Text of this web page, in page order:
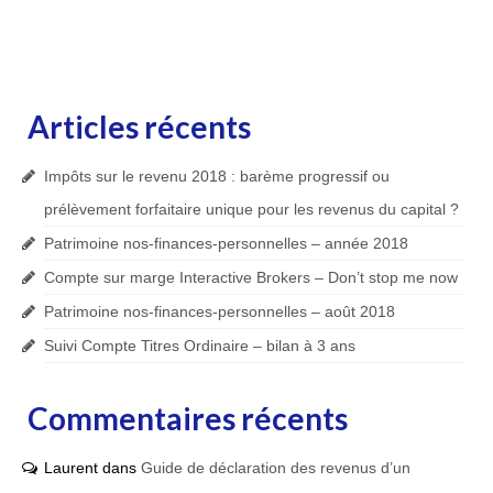
Articles récents
Impôts sur le revenu 2018 : barème progressif ou
prélèvement forfaitaire unique pour les revenus du capital ?
Patrimoine nos-finances-personnelles – année 2018
Compte sur marge Interactive Brokers – Don’t stop me now
Patrimoine nos-finances-personnelles – août 2018
Suivi Compte Titres Ordinaire – bilan à 3 ans
Commentaires récents
Laurent dans Guide de déclaration des revenus d’un